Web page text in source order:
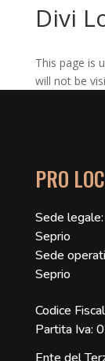
Divi
This page is
will not be
PRO
Sede
Seprio
Sede
Seprio
Codice
Partita Iva: